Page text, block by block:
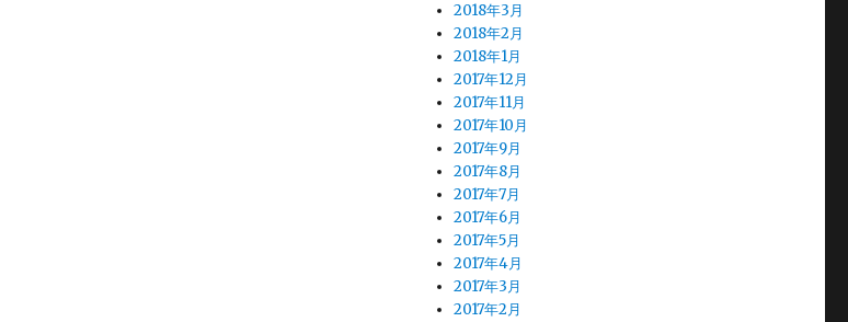
2018年3月
2018年2月
2018年1月
2017年12月
2017年11月
2017年10月
2017年9月
2017年8月
2017年7月
2017年6月
2017年5月
2017年4月
2017年3月
2017年2月